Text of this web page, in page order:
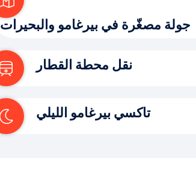
جولة مصغّرة في بيرغامو والبحيرات
نقل محطة القطار
تاكسي بيرغامو الليلي